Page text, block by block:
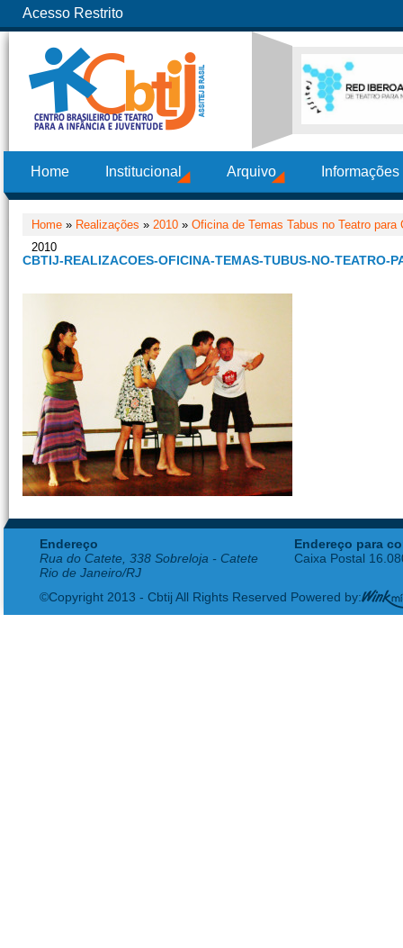
Acesso Restrito
Home Institucional Arquivo
Home » Realizações » 2010 » Oficina de Temas Tabus no Teatro para
2010
CBTIJ-REALIZACOES-OFICINA-TEMAS-TUBUS-NO-TEATRO-
Endereço
Rua do Catete, 338 Sobreloja - Catete
Rio de Janeiro/RJ
Endereço para
Caixa Postal
©Copyright 2013 - Cbtij All Rights Reserved Powered by: